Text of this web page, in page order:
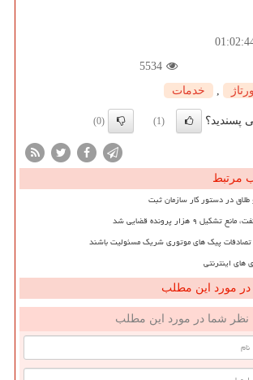
5534
, خدمات
پسندید؟ (1)
(0)
مرتبط
در دستور کار سازمان ثبت
۹ هزار پرونده قضایی شد
تصادفات پیک های موتوری شریک مسئولیت باشند
اینترنتی
در مورد این مطلب
نظر شما در مورد این مطلب